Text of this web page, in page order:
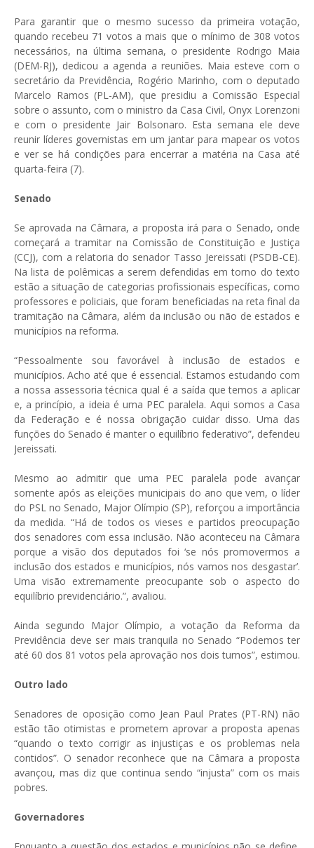
Para garantir que o mesmo sucesso da primeira votação,
quando recebeu 71 votos a mais que o mínimo de 308 votos
necessários, na última semana, o presidente Rodrigo Maia
(DEM-RJ), dedicou a agenda a reuniões. Maia esteve com o
secretário da Previdência, Rogério Marinho, com o deputado
Marcelo Ramos (PL-AM), que presidiu a Comissão Especial
sobre o assunto, com o ministro da Casa Civil, Onyx Lorenzoni
e com o presidente Jair Bolsonaro. Esta semana ele deve
reunir líderes governistas em um jantar para mapear os votos
e ver se há condições para encerrar a matéria na Casa até
quarta-feira (7).
Senado
Se aprovada na Câmara, a proposta irá para o Senado, onde
começará a tramitar na Comissão de Constituição e Justiça
(CCJ), com a relatoria do senador Tasso Jereissati (PSDB-CE).
Na lista de polêmicas a serem defendidas em torno do texto
estão a situação de categorias profissionais específicas, como
professores e policiais, que foram beneficiadas na reta final da
tramitação na Câmara, além da inclusão ou não de estados e
municípios na reforma.
“Pessoalmente sou favorável à inclusão de estados e
municípios. Acho até que é essencial. Estamos estudando com
a nossa assessoria técnica qual é a saída que temos a aplicar
e, a princípio, a ideia é uma PEC paralela. Aqui somos a Casa
da Federação e é nossa obrigação cuidar disso. Uma das
funções do Senado é manter o equilíbrio federativo”, defendeu
Jereissati.
Mesmo ao admitir que uma PEC paralela pode avançar
somente após as eleições municipais do ano que vem, o líder
do PSL no Senado, Major Olímpio (SP), reforçou a importância
da medida. “Há de todos os vieses e partidos preocupação
dos senadores com essa inclusão. Não aconteceu na Câmara
porque a visão dos deputados foi ‘se nós promovermos a
inclusão dos estados e municípios, nós vamos nos desgastar’.
Uma visão extremamente preocupante sob o aspecto do
equilíbrio previdenciário.”, avaliou.
Ainda segundo Major Olímpio, a votação da Reforma da
Previdência deve ser mais tranquila no Senado “Podemos ter
até 60 dos 81 votos pela aprovação nos dois turnos”, estimou.
Outro lado
Senadores de oposição como Jean Paul Prates (PT-RN) não
estão tão otimistas e prometem aprovar a proposta apenas
“quando o texto corrigir as injustiças e os problemas nela
contidos”. O senador reconhece que na Câmara a proposta
avançou, mas diz que continua sendo “injusta” com os mais
pobres.
Governadores